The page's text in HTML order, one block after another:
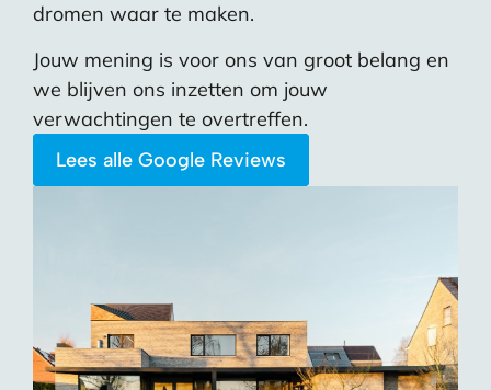
dromen waar te maken.
Jouw mening is voor ons van groot belang en
we blijven ons inzetten om jouw
verwachtingen te overtreffen.
Lees alle Google Reviews